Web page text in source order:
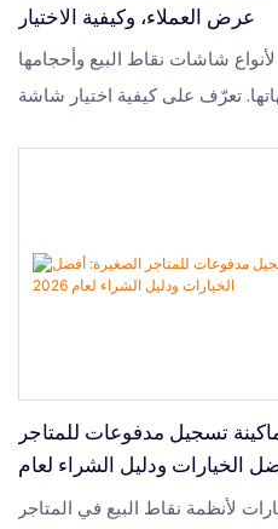
عرض العملاء، وكيفية الاختيار
شاشات نقاط البيع وأحجامها
تعرّف على كيفية اختيار شاشة
تسجيل مدفوعات للمتاجر
الخيارات ودليل الشراء لعام
2026
بين 5 خيارات لأنظمة نقاط البيع في المتاجر